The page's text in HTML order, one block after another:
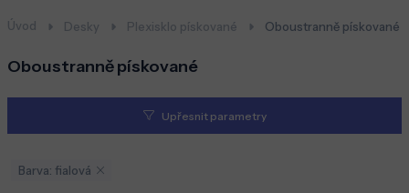
Úvod Desky Plexisklo pískované Oboustranně pískované
Oboustranně pískované
Upřesnit parametry
Barva: fialová